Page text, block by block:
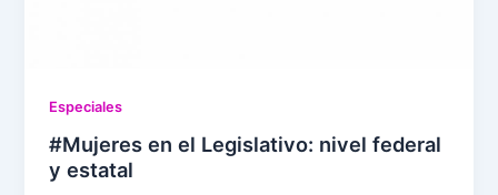
Especiales
#Mujeres en el Legislativo: nivel federal
y estatal